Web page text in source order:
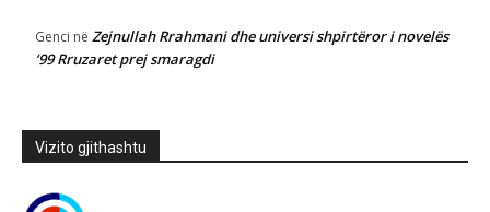
Genci në Zejnullah Rrahmani dhe universi shpirtëror i novelës
‘99 Rruzaret prej smaragdi
Vizito gjithashtu